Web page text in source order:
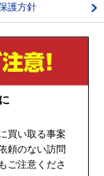
護方針
買い取る事案
頼のない訪問
ご注意くださ